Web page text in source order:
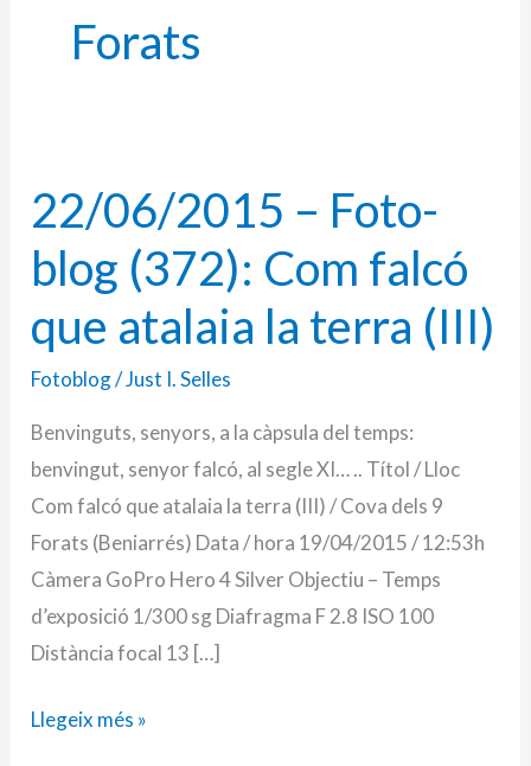
Forats
22/06/2015 – Foto-
blog (372): Com falcó
que atalaia la terra (III)
Fotoblog/Just I. Selles
Benvinguts, senyors, a la càpsula del temps:
benvingut, senyor falcó, al segle XI… .. Títol / Lloc
Com falcó que atalaia la terra (III) / Cova dels 9
Forats (Beniarrés) Data / hora 19/04/2015 / 12:53h
Càmera GoPro Hero 4 Silver Objectiu – Temps
d’exposició 1/300 sg Diafragma F 2.8 ISO 100
Distància focal 13 […]
22/06/2015
–
Foto-
(372):
Com
falcó
que
atalaia
la
terra
(III)
Llegeix més »